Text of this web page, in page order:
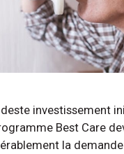
investissement
Best Care
la